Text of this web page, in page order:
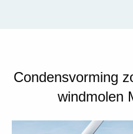
Condensvorming
windmolen